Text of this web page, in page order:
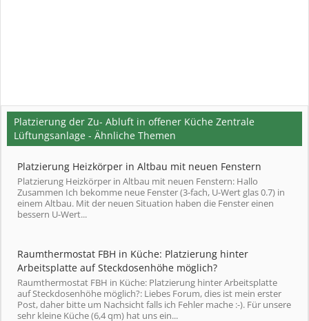
Platzierung der Zu- Abluft in offener Küche Zentrale
Lüftungsanlage - Ähnliche Themen
Platzierung Heizkörper in Altbau mit neuen Fenstern
Platzierung Heizkörper in Altbau mit neuen Fenstern: Hallo
Zusammen Ich bekomme neue Fenster (3-fach, U-Wert glas 0.7) in
einem Altbau. Mit der neuen Situation haben die Fenster einen
bessern U-Wert...
Raumthermostat FBH in Küche: Platzierung hinter
Arbeitsplatte auf Steckdosenhöhe möglich?
Raumthermostat FBH in Küche: Platzierung hinter Arbeitsplatte
auf Steckdosenhöhe möglich?: Liebes Forum, dies ist mein erster
Post, daher bitte um Nachsicht falls ich Fehler mache :-). Für unsere
sehr kleine Küche (6,4 qm) hat uns ein...